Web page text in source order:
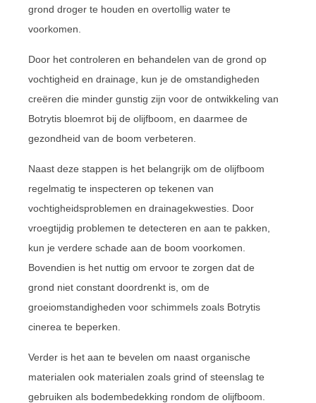
grond droger te houden en overtollig water te
voorkomen.
Door het controleren en behandelen van de grond op
vochtigheid en drainage, kun je de omstandigheden
creëren die minder gunstig zijn voor de ontwikkeling van
Botrytis bloemrot bij de olijfboom, en daarmee de
gezondheid van de boom verbeteren.
Naast deze stappen is het belangrijk om de olijfboom
regelmatig te inspecteren op tekenen van
vochtigheidsproblemen en drainagekwesties. Door
vroegtijdig problemen te detecteren en aan te pakken,
kun je verdere schade aan de boom voorkomen.
Bovendien is het nuttig om ervoor te zorgen dat de
grond niet constant doordrenkt is, om de
groeiomstandigheden voor schimmels zoals Botrytis
cinerea te beperken.
Verder is het aan te bevelen om naast organische
materialen ook materialen zoals grind of steenslag te
gebruiken als bodembedekking rondom de olijfboom.